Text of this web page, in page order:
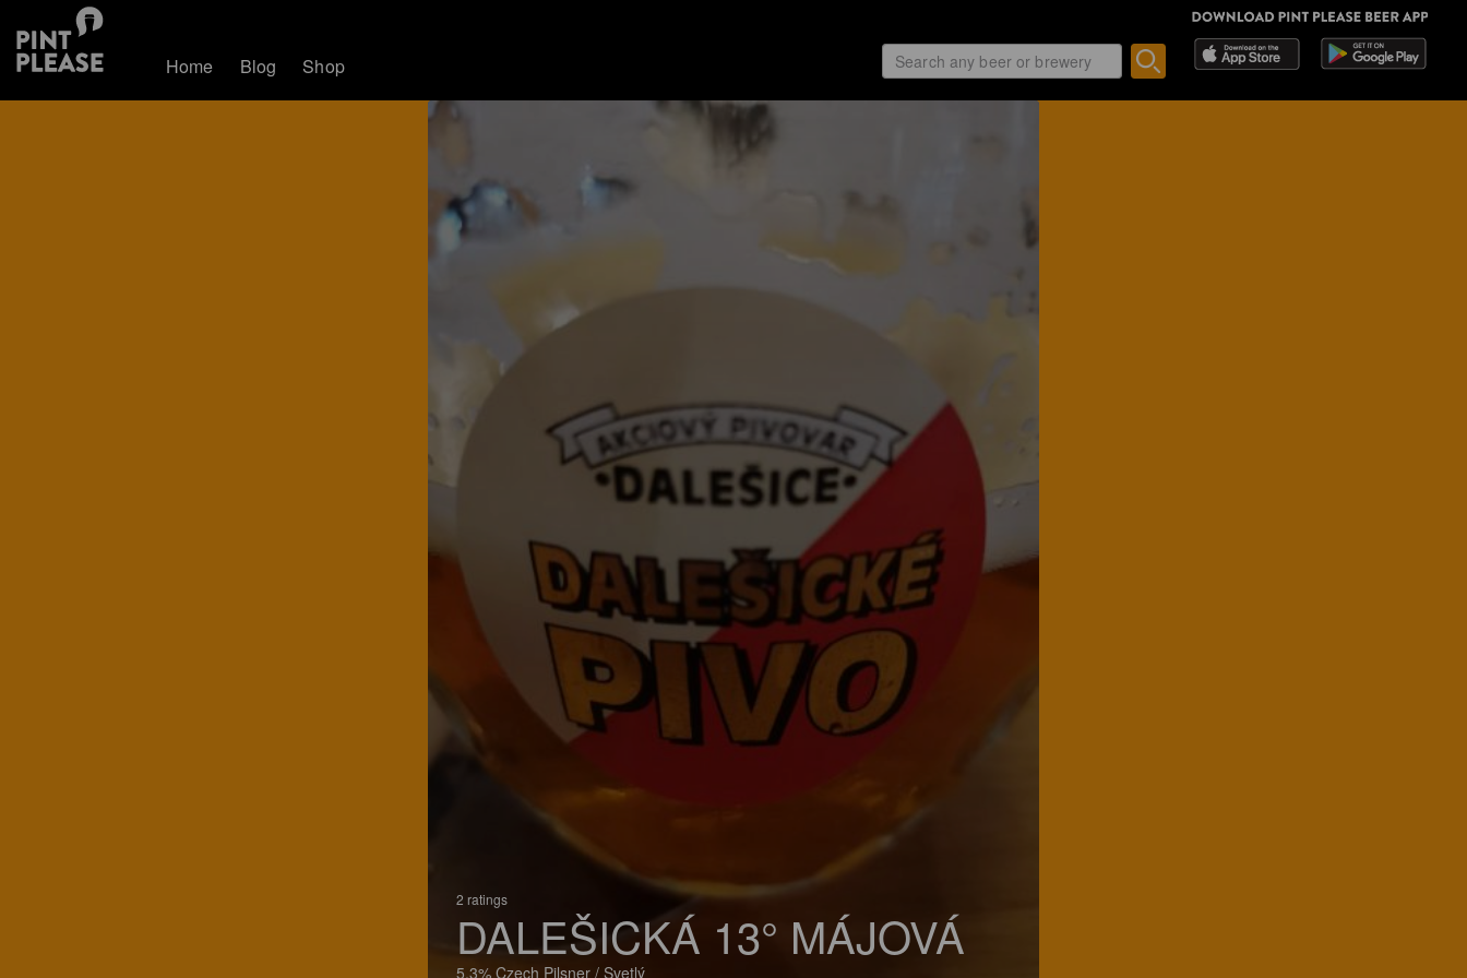
Home Blog Shop
2 ratings
DALEŠICKÁ 13° MÁJOVÁ
5.3% Czech Pilsner / Svetlý